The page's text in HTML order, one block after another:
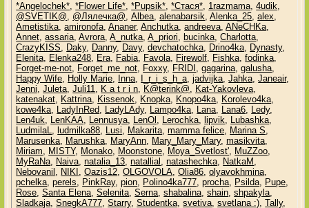
*Angelochek*,*Flower Life*,*Pupsik*,*Стася*, 1razmama,4udik,
@SVETIK@, @Лялечка@,Albea,alenabarsik,Alenka_25,alex,
Ametistika,amironofa,Ananer,Anchutka,andreeva,ANeCHKa,
Annet,assaria,Avrora,A_nutka,A_priori, bucinka,Charlotta,
CrazyKISS, Daky, Danny, Davy,devchatochka, Drino4ka, Dynasty,
Elenita, Elenka248, Era, Fabia, Favola, Firewolf, Fishka,fodinka,
Forget-me-not, Forget_me_not, Foxxy, FRIDI ,gagarina,galusha,
Happy Wife, Holly Marie, Inna, I_r_i_s_h_a,jadvijka,Jahka,Janeair,
Jenni,Juleta,Juli11, K a t r i n, K@terink@, Kat-Yakovleva,
katenakat, Kattrina, Kissenok, Knopka, Knopo4ka, Korolevo4ka,
kowe4ka, LadyInRed, LadyLAdy, Lampo4ka, Lana, Lana6, Ledy,
Len4uk, LenKAA, Lennusya, LenOl , Lerochka, lipvik, Lubashka,
LudmilaL, ludmilka88, Lusi, Makarita,mamma felice, Marina S,
Marusenka, Marushka, MaryAnn, Mary_Mary_Mary,masikvita,
Miriam, MISTY, Monako, Moonstone, Moya_Svetlost', MuZZoo,
MyRaNa, Naiva,natalia_13,natallial ,natashechka, NatkaM ,
Nebovanil , NIKI ,Oazis12,OLGOVOLA,Olia86,olyavokhmina,
pchelka,perels, PinkRay,pion, Polino4ka777,procha, Psilda, Pupe,
Rose,Santa Elena,Selenita,Serna,shabalina,shain,shpakyla,
Sladkaja,SnegkA777,Starry,Studentka,svetiva,svetlana :),Tally,